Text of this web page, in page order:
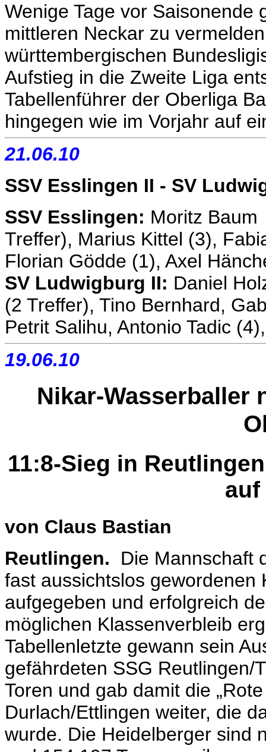
Wenige Tage vor Saisonende
mittleren Neckar zu
württembergischen
Aufstieg in die Zweite Liga
Tabellenführer der Oberliga
hingegen wie im Vorjahr auf
21.06.10
SSV Esslingen II - SV
SSV Esslingen: Moritz
Treffer), Marius Kittel (3),
Florian Gödde (1), Axel
SV Ludwigburg II: Daniel
(2 Treffer), Tino Bernhard,
Petrit Salihu, Antonio Tadic
19.06.10
Nikar-Wasserballer
11:8-Sieg in
auf
von Claus Bastian
Reutlingen.
Die Mannschaft
fast aussichtslos gewordenen
aufgegeben und erfolgreich
möglichen Klassenverbleib
Tabellenletzte gewann sein
gefährdeten SSG Reutlingen/
Toren und gab damit die
Durlach/Ettlingen weiter, die
wurde. Die Heidelberger sind